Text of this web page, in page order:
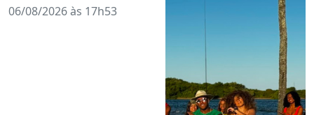
06/08/2026 às 17h53